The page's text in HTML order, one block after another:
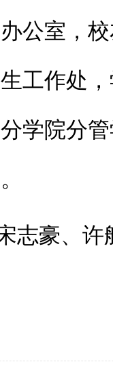
公室，
工作处
学院分
志豪、许